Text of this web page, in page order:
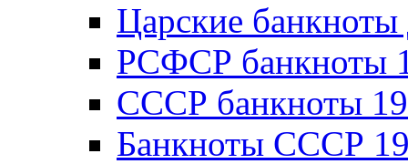
Царские
РСФСР банкноты
CССР банкноты
Банкноты CCCР